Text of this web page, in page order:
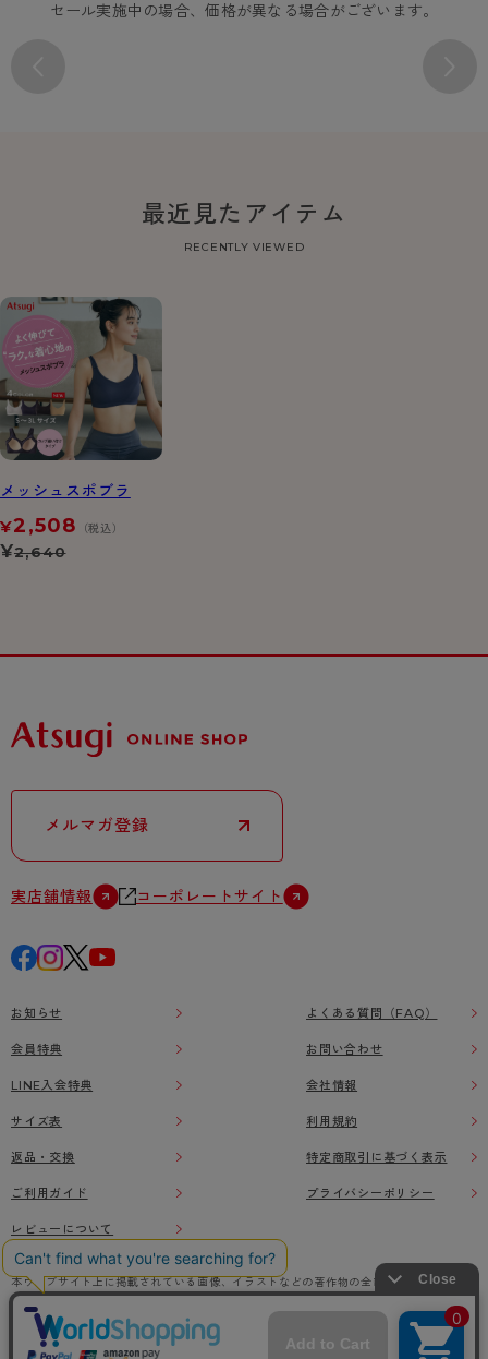
セール実施中の場合、価格が異なる場合がございます。
最近見たアイテム
RECENTLY VIEWED
メッシュスポブラ
¥2,508 （税込）
¥2,640
メルマガ登録
実店舗情報 コーポレートサイト
お知らせ
会員特典
LINE入会特典
サイズ表
返品・交換
ご利用ガイド
レビューについて
よくある質問（FAQ）
お問い合わせ
会社情報
利用規約
特定商取引に基づく表示
プライバシーポリシー
本ウェブサイト上に掲載されている画像、イラストなどの著作物の全部または一部をアツ